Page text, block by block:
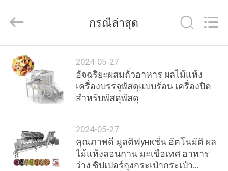
บ้าน
สินค้า
เกี่ยว
กับ
INTELLIGENT
EQUIPMENT
Reserved.
กรณีล่าสุด
2024-05-27
อัจฉริยะผสมถั่วอาหาร ผลไม้แห้ง
เครื่องบรรจุพัสดุแบบร้อน เครื่องปิด
สําหรับพัสดุพัสดุ
2024-05-27
คุณภาพดี มูลติฟункชั่น อัตโนมัติ ผล
ไม้แห้งลอนกาน มะเขือเทศ อาหาร
ว่าง ซิปเปอร์ถุงกระเป๋ากระเป๋า